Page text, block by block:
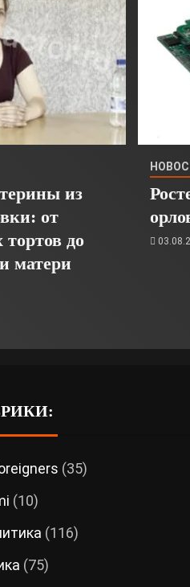
из
от
до
матери
(35)
(10)
(116)
(75)